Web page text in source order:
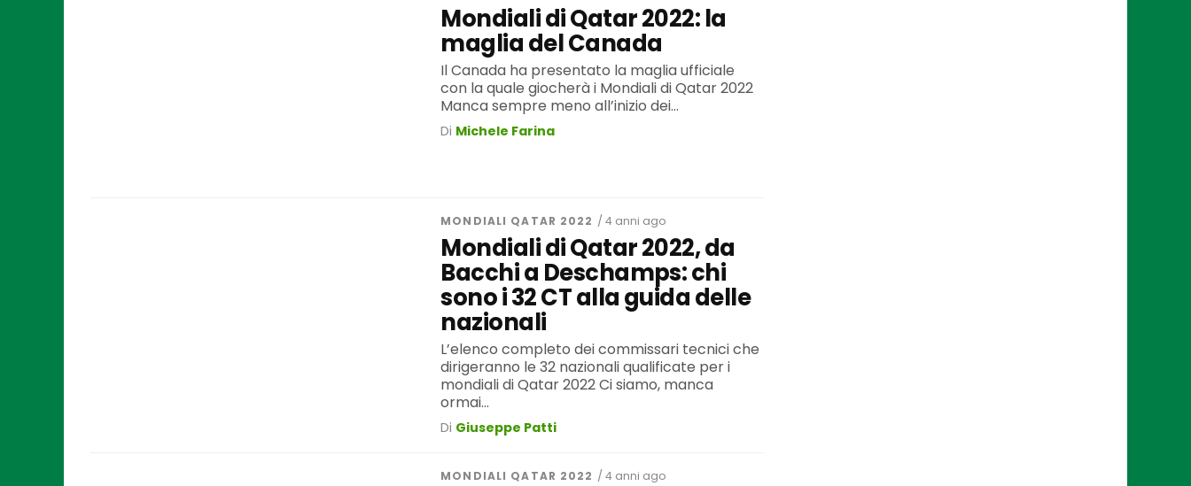
Mondiali di Qatar 2022: la
maglia del Canada
Il Canada ha presentato la maglia ufficiale
con la quale giocherà i Mondiali di Qatar 2022
Manca sempre meno all’inizio dei...
Di Michele Farina
MONDIALI QATAR 2022 / 4 anni ago
Mondiali di Qatar 2022, da
Bacchi a Deschamps: chi
sono i 32 CT alla guida delle
nazionali
L’elenco completo dei commissari tecnici che
dirigeranno le 32 nazionali qualificate per i
mondiali di Qatar 2022 Ci siamo, manca
ormai...
Di Giuseppe Patti
MONDIALI QATAR 2022 / 4 anni ago